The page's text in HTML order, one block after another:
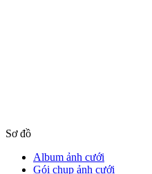
Sơ đồ
Album ảnh cưới
Gói chụp ảnh cưới